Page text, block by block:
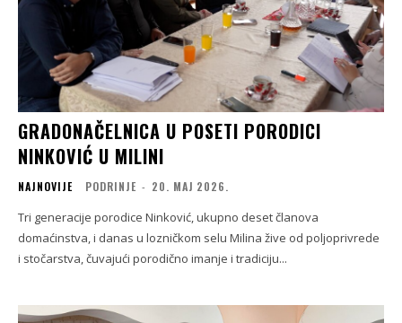
GRADONAČELNICA U POSETI PORODICI
NINKOVIĆ U MILINI
NAJNOVIJE PODRINJE - 20. МАЈ 2026.
Tri generacije porodice Ninković, ukupno deset članova
domaćinstva, i danas u lozničkom selu Milina žive od poljoprivrede
i stočarstva, čuvajući porodično imanje i tradiciju...